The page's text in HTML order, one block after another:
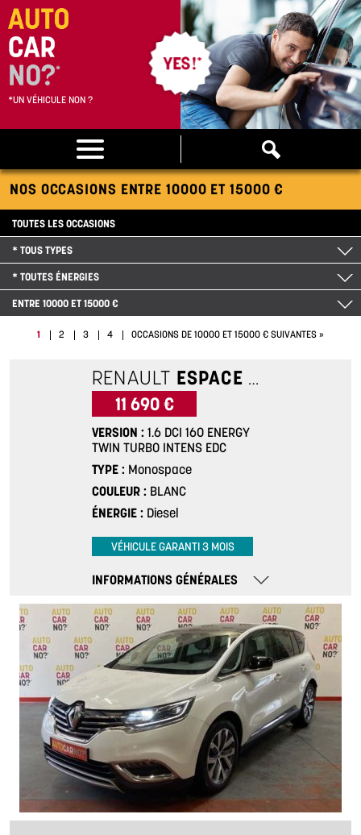
*UN VÉHICULE NON ?
NOS OCCASIONS ENTRE 10000 ET 15000 €
TOUTES LES OCCASIONS
* TOUS TYPES
* TOUTES ÉNERGIES
ENTRE 10000 ET 15000 €
1 2 3 4 OCCASIONS DE 10000 ET 15000 € SUIVANTES »
RENAULT ESPACE 5
11 690 €
VERSION
1.6 DCI 160 ENERGY
TWIN TURBO INTENS EDC
TYPE
Monospace
COULEUR
BLANC
ÉNERGIE
Diesel
VÉHICULE GARANTI 3 MOIS
INFORMATIONS GÉNÉRALES